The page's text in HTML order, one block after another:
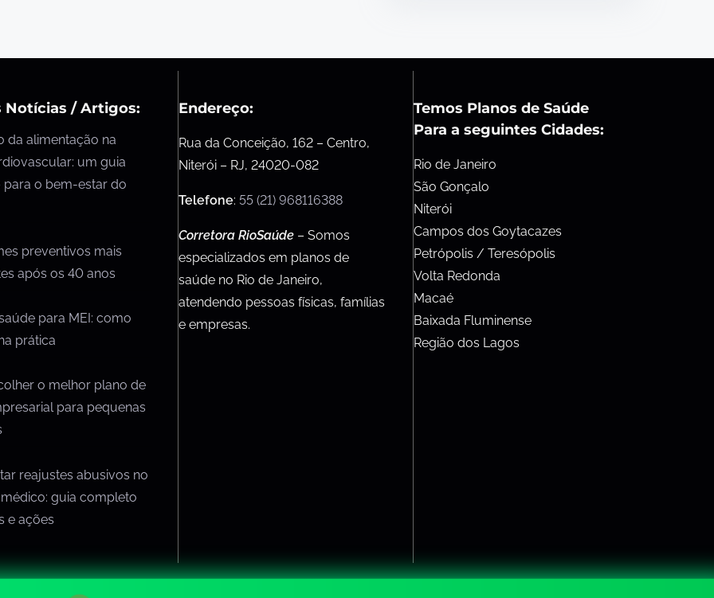
Notícias / Artigos:
da alimentação na
um guia
o bem-estar do
preventivos mais
após os 40 anos
para MEI: como
prática
o melhor plano de
para pequenas
reajustes abusivos no
guia completo
e ações
Endereço:
Rua da Conceição, 162 – Centro,
Niterói – RJ, 24020-082
Telefone: 55 (21) 968116388
Corretora RioSaúde – Somos
especializados em planos de
saúde no Rio de Janeiro,
atendendo pessoas físicas, famílias
e empresas.
Temos Planos de Saúde
Para a seguintes Cidades:
Rio de Janeiro
São Gonçalo
Niterói
Campos dos Goytacazes
Petrópolis / Teresópolis
Volta Redonda
Macaé
Baixada Fluminense
Região dos Lagos